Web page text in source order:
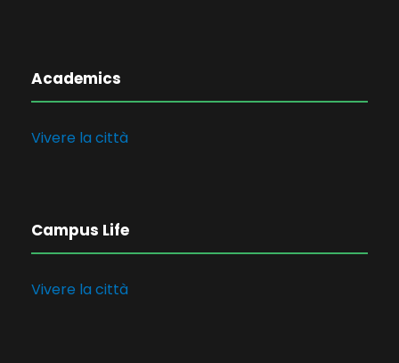
Academics
Vivere la città
Campus Life
Vivere la città